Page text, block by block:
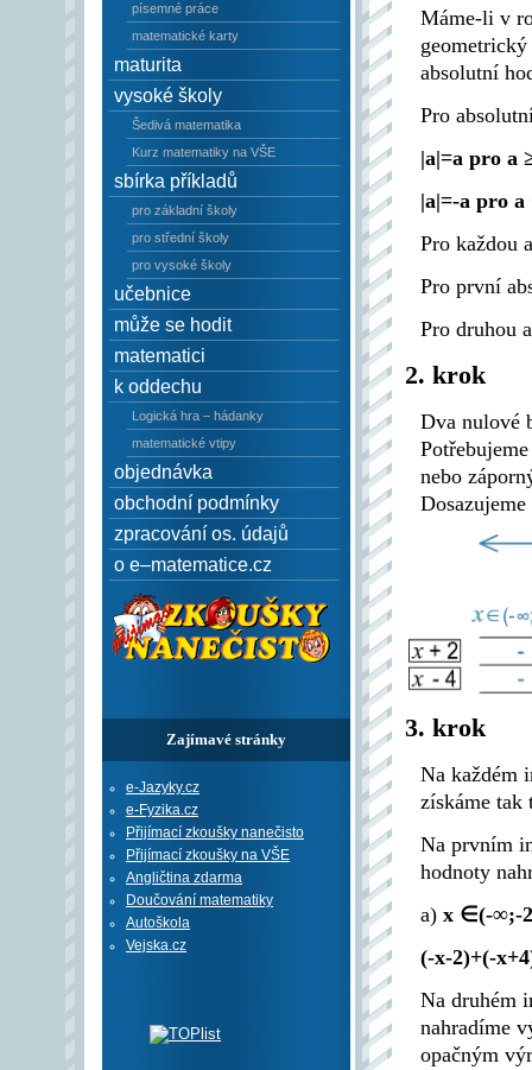
písemné práce
matematické karty
maturita
vysoké školy
Šedivá matematika
Kurz matematiky na VŠE
sbírka příkladů
pro základní školy
pro střední školy
pro vysoké školy
učebnice
může se hodit
matematici
k oddechu
Logická hra – hádanky
matematické vtipy
objednávka
obchodní podmínky
zpracování os. údajů
o e–matematice.cz
Zajímavé stránky
e-Jazyky.cz
e-Fyzika.cz
Přijímací zkoušky nanečisto
Přijímací zkoušky na VŠE
Angličtina zdarma
Doučování matematiky
Autoškola
Vejska.cz
Máme-li v
absolutní
Pro
|a|=a pro a
|a|=-a pro a
Pro každou
Pro první
Pro druhou
2. krok
Dva nulové
nebo
3. krok
Na každém
získáme
Na prvním
hodnoty
a) x ∈(-∞;-
(-x-2)+(-
Na druhém
nahradíme
opačným